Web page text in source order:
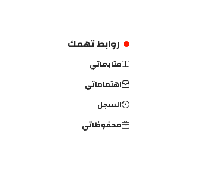
روابط تهمك
متابعاتي
اهتماماتي
السجل
محفوظاتي